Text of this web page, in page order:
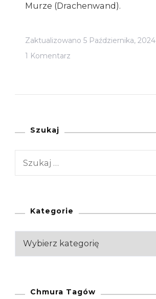
Murze (Drachenwand).
Zaktualizowano 5 Października, 2024
1 Komentarz
Austrii,
Szukaj
Szukaj:
Kategorie
Kategorie
Chmura Tagów